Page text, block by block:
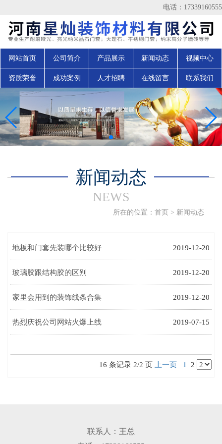
电话：17339160555
网站首页 公司简介 产品展示 新闻动态 视频中心
资质荣誉 成功案例 人才招聘 在线留言 联系我们
新闻动态
NEWS
所在的位置：首页 > 新闻动态
地板和门套先装哪个比较好 2019-12-20
玻璃胶跟结构胶的区别 2019-12-20
家里会用到的装饰线条合集 2019-12-20
热烈庆祝公司网站火爆上线 2019-07-15
16 条记录 2/2 页 上一页 1 2
联系人：王总